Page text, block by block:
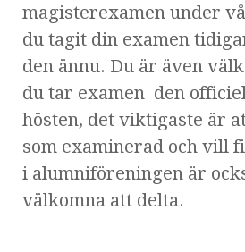
magisterexamen under
du tagit din examen
den ännu. Du är även
du tar examen den
hösten, det viktigaste är
som examinerad och vill
i alumniföreningen är
välkomna att delta.